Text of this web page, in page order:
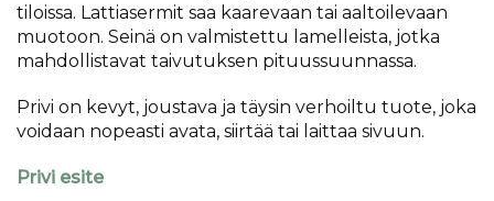
tiloissa. Lattiasermit saa kaarevaan tai aaltoilevaan
muotoon. Seinä on valmistettu lamelleista, jotka
mahdollistavat taivutuksen pituussuunnassa.
Privi on kevyt, joustava ja täysin verhoiltu tuote, joka
voidaan nopeasti avata, siirtää tai laittaa sivuun.
Privi esite